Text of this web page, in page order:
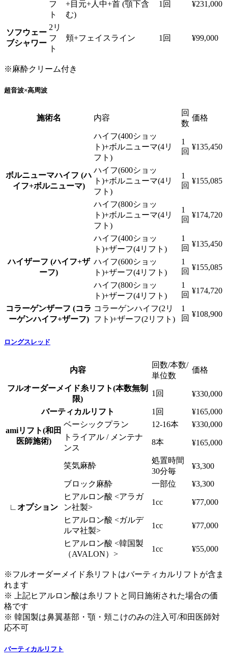
フ
ト
+目元+人中+首 (顎下含
む)
1回 ¥231,000
ソフウェー
ブシャワー
2リ
フ
ト
頬+フェイスライン 1回 ¥99,000
※麻酔クリーム付き
超音波×高周波
施術名 内容
回
数
価格
ボルニューマハイフ (ハ
イフ+ボルニューマ)
ハイフ(400ショッ
ト)+ボルニューマ(4リ
フト)
1
回
¥135,450
ハイフ(600ショッ
ト)+ボルニューマ(4リ
フト)
1
回
¥155,085
ハイフ(800ショッ
ト)+ボルニューマ(4リ
フト)
1
回
¥174,720
ハイザーフ (ハイフ+ザ
ーフ)
ハイフ(400ショッ
ト)+ザーフ(4リフト)
1
回 ¥135,450
ハイフ(600ショッ
ト)+ザーフ(4リフト)
1
回 ¥155,085
ハイフ(800ショッ
ト)+ザーフ(4リフト)
1
回 ¥174,720
コラーゲンザーフ (コラ
ーゲンハイフ+ザーフ)
コラーゲンハイフ(2リ
フト)+ザーフ(2リフト)
1
回 ¥108,900
ロングスレッド
内容
回数/本数/
単位数
価格
フルオーダーメイド糸リフト(本数無制
限)
1回 ¥330,000
バーティカルリフト 1回 ¥165,000
amiリフト(和田
医師施術)
ベーシックプラン 12-16本
¥330,000
トライアル / メンテナ
ンス
8本 ¥165,000
∟オプション
笑気麻酔
処置時間
30分毎
¥3,300
ブロック麻酔 一部位
¥3,300
ヒアルロン酸 <アラガ
ン社製>
1cc ¥77,000
ヒアルロン酸 <ガルデ
ルマ社製>
1cc ¥77,000
ヒアルロン酸 <韓国製
（AVALON）>
1cc ¥55,000
※フルオーダーメイド糸リフトはバーティカルリフトが含ま
れます
※ 上記ヒアルロン酸は糸リフトと同日施術された場合の価
格です
※ 韓国製は鼻翼基部・顎・頬こけのみの注入可/和田医師対
応不可
バーティカルリフト